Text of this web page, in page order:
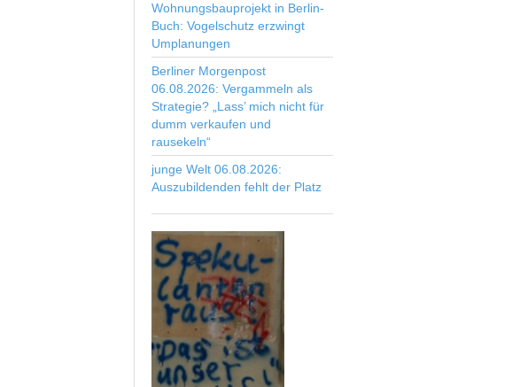
Wohnungsbauprojekt in Berlin-
Buch: Vogelschutz erzwingt
Umplanungen
Berliner Morgenpost
06.08.2026: Vergammeln als
Strategie? „Lass’ mich nicht für
dumm verkaufen und
rausekeln“
junge Welt 06.08.2026:
Auszubildenden fehlt der Platz